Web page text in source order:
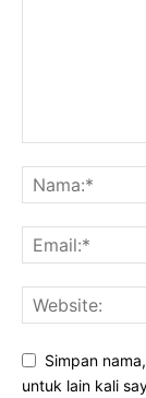
Simpan
untuk lain kali